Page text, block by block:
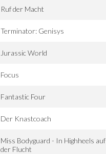
Ruf der Macht
Terminator: Genisys
Jurassic World
Focus
Fantastic Four
Der Knastcoach
Miss Bodyguard - In Highheels auf
der Flucht